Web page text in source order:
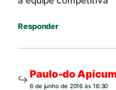
Responder
Paulo-do
6 de junho de 2016 às 16:30